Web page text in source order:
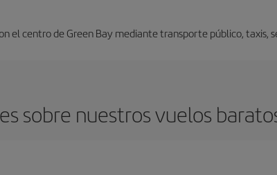
el centro de Green Bay mediante transporte público, taxis,
sobre nuestros vuelos